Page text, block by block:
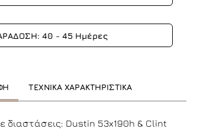
40 - 45 Ημέρες
ΤΕΧΝΙΚΑ ΧΑΡΑΚΤΗΡΙΣΤΙΚΑ
διαστάσεις: Dustin 53x190h & Clint